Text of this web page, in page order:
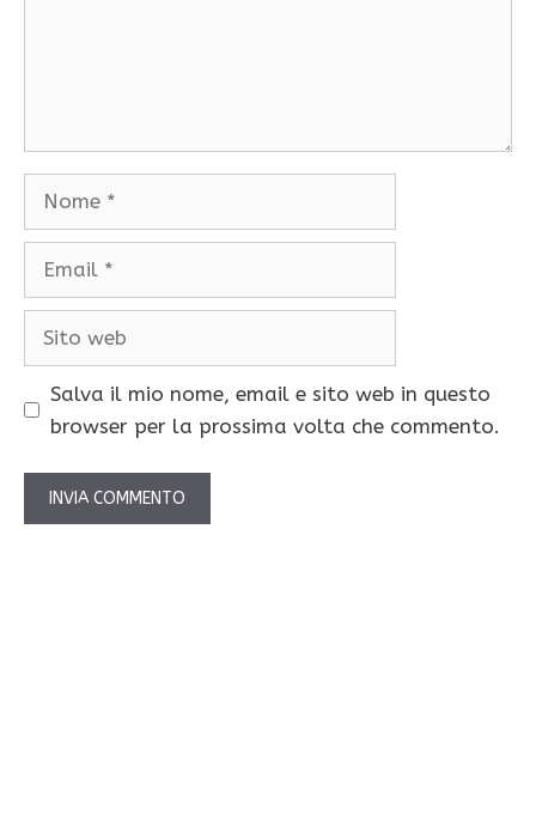
Salva il mio nome, email e sito web in questo
browser per la prossima volta che commento.